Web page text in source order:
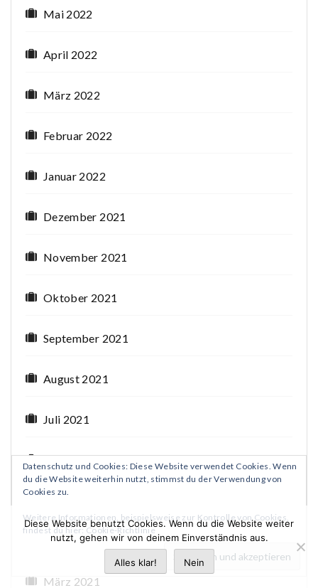
Mai 2022
April 2022
März 2022
Februar 2022
Januar 2022
Dezember 2021
November 2021
Oktober 2021
September 2021
August 2021
Juli 2021
Juni 2021
April 2021
März 2021
Datenschutz und Cookies: Diese Website verwendet Cookies. Wenn
du die Website weiterhin nutzt, stimmst du der Verwendung von
Cookies zu.
Weitere Informationen, beispielsweise zur Kontrolle von Cookies,
findest du hier:Cookie-Richtlinie
Diese Website benutzt Cookies. Wenn du die Website weiter
nutzt, gehen wir von deinem Einverständnis aus.
Alles klar! Nein